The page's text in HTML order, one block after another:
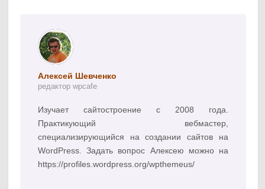
Алексей Шевченко
редактор wpcafe
Изучает сайтостроение с 2008 года.
Практикующий вебмастер,
специализирующийся на создании сайтов на
WordPress. Задать вопрос Алексею можно на
https://profiles.wordpress.org/wpthemeus/